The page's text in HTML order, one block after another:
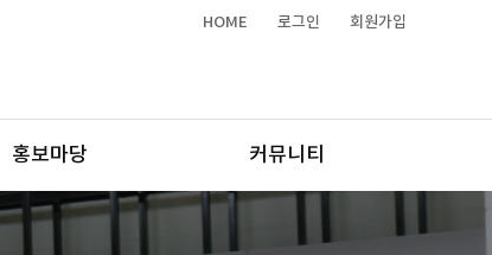
HOME 로그인 회원가입
홍보마당 커뮤니티